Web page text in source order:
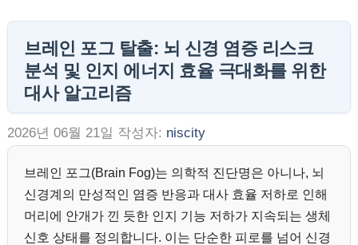
브레인 포그 탈출: 뇌 신경 염증 리스크
분석 및 인지 에너지 효율 극대화를 위한
대사 알고리즘
2026년 06월 21일 작성자: niscity
브레인 포그(Brain Fog)는 의학적 진단명은 아니나, 뇌
신경계의 만성적인 염증 반응과 대사 효율 저하로 인해
머리에 안개가 낀 듯한 인지 기능 저하가 지속되는 생체
신호 상태를 정의합니다. 이는 단순한 피로를 넘어 신경